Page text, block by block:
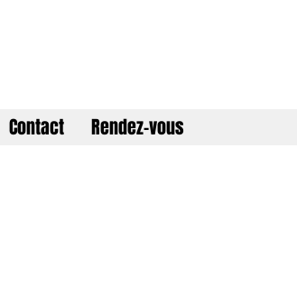
Contact Rendez-vous